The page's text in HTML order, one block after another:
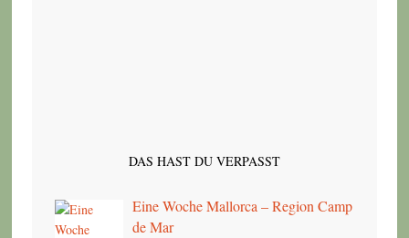
DAS HAST DU VERPASST
Eine Woche Mallorca – Region Camp
de Mar